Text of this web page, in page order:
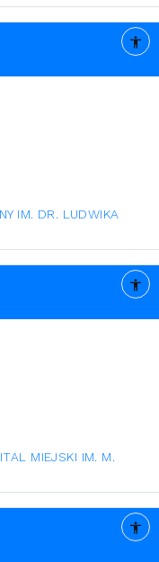
IM. DR. LUDWIKA
MIEJSKI IM. M.